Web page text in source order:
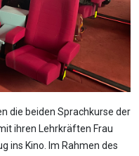
die beiden Sprachkurse der
ihren Lehrkräften Frau
ins Kino. Im Rahmen des